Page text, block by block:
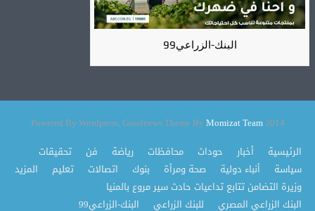
البنك-الزراعي99
2014 Powered By Wordpress, Goodnews Theme By
Momizat Team
الرئيسية
أخبار حوداث محافظات رياضة فن
تحقيقات
سياسة
أنباء دولية صحة ومرأة بنوك اتصالات تعليم
المزيد
وزيرة التضامن تتابع تداعيات حادث سير مروع بالمنيا
البنك الزراعي المصري
للبنك الزراعي البنك-الزراعي99